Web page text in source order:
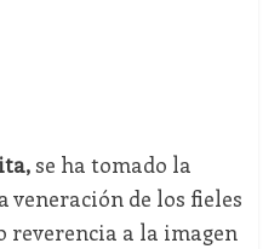
se ha tomado la
veneración de los fieles
reverencia a la imagen